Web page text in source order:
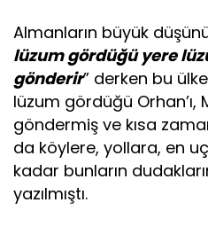
Almanların büyük
lüzum gördüğü yere
gönderir” derken bu
lüzum gördüğü Orhan’ı,
göndermiş ve kısa
da köylere, yollara, en
kadar bunların
yazılmıştı.